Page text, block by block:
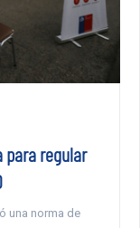
para regular
una norma de